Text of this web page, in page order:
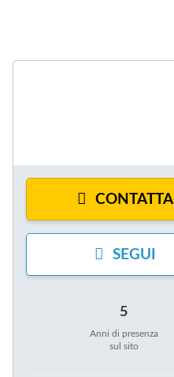
CONTATTA
SEGUI
5
Anni di presenza
sul sito